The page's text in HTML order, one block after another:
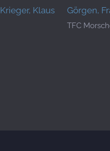
Krieger, Klaus Görgen,
TFC